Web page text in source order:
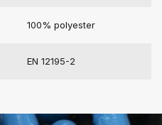
100% polyester
EN 12195-2